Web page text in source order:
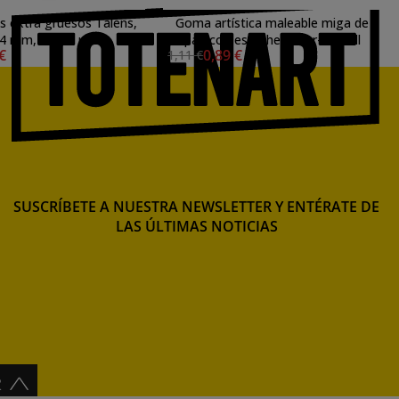
extra gruesos Talens,
mm, caja 4 uds
Goma artística maleable miga de
pan con estuche Faber-Castell
1,11 €0,89 €
SUSCRÍBETE A NUESTRA NEWSLETTER Y ENTÉRATE DE
LAS ÚLTIMAS NOTICIAS